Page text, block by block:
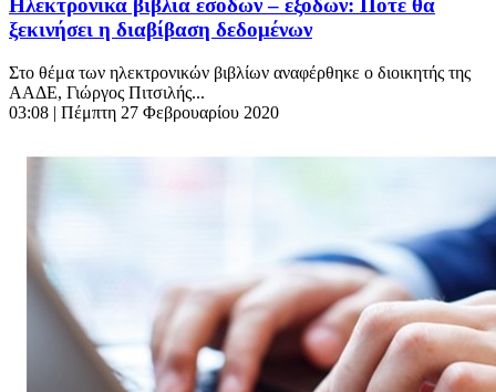
Ηλεκτρονικά βιβλία εσόδων – εξόδων: Πότε θα
ξεκινήσει η διαβίβαση δεδομένων
Στο θέμα των ηλεκτρονικών βιβλίων αναφέρθηκε ο διοικητής της
ΑΑΔΕ, Γιώργος Πιτσιλής...
03:08 | Πέμπτη 27 Φεβρουαρίου 2020